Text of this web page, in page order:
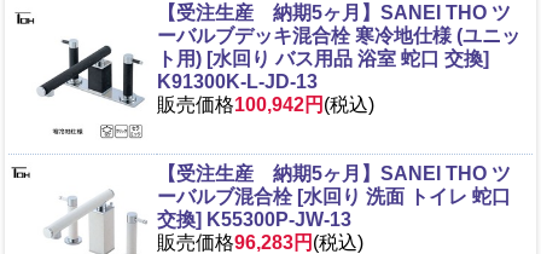
【受注生産 納期5ヶ月】SANEI THO ツ
ーバルブデッキ混合栓 寒冷地仕様 (ユニッ
ト用) [水回り バス用品 浴室 蛇口 交換]
K91300K-L-JD-13
販売価格100,942円 (税込)
【受注生産 納期5ヶ月】SANEI THO ツ
ーバルブ混合栓 [水回り 洗面 トイレ 蛇口
交換] K55300P-JW-13
販売価格96,283円 (税込)